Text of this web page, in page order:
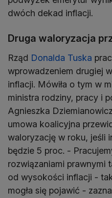
dwóch dekad inflacji.
Druga waloryzacja
Rząd Donalda Tuska
wprowadzeniem drugiej
inflacji. Mówiła o tym w
ministra rodziny, pracy i
Agnieszka
umowa koalicyjna
waloryzację w roku, jeśli
będzie 5 proc. -
rozwiązaniami prawnymi
od wysokości inflacji -
mogła się pojawić -